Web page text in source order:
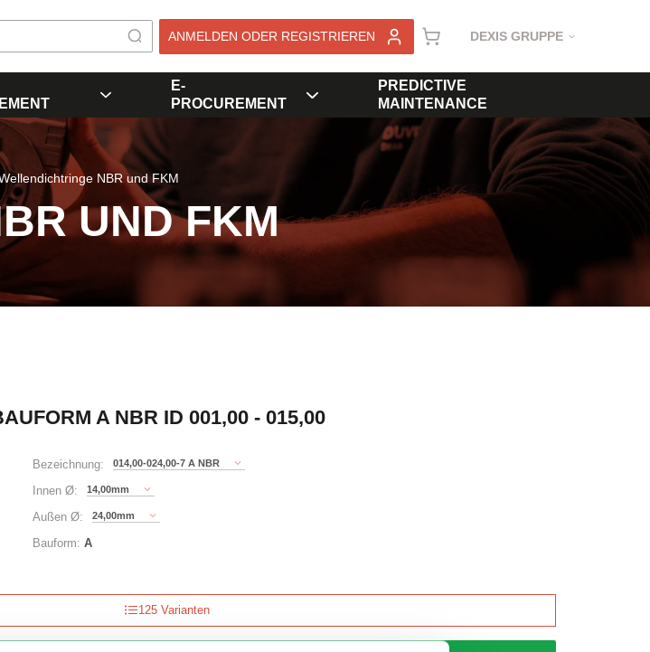
ANMELDEN ODER REGISTRIEREN DEXIS GRUPPE
E-
PROCUREMENT
PREDICTIVE
MAINTENANCE
NBR und FKM
UND FKM
A NBR ID 001,00 - 015,00
Bezeichnung: 014,00-024,00-7 A NBR
Innen Ø: 14,00mm
Außen Ø: 24,00mm
Bauform: A
125 Varianten